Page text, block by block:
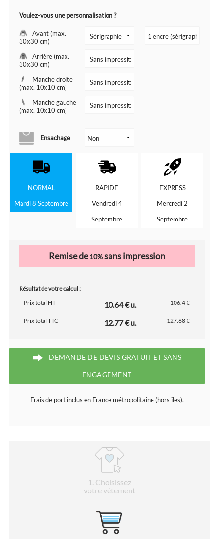
Voulez-vous une personnalisation ?
Avant (max.
30x30 cm)
Arrière (max.
30x30 cm)
Manche droite
(max. 10x10 cm)
Manche gauche
(max. 10x10 cm)
Ensachage
NORMAL
Mardi 8 Septembre
RAPIDE
Vendredi 4
Septembre
EXPRESS
Mercredi 2
Septembre
Remise de10%sans impression
Résultat de votre calcul :
Prix total HT
10.64 € u. 106.4 €
Prix total TTC 12.77 € u. 127.68 €
DEMANDE DE DEVIS GRATUIT ET SANS
ENGAGEMENT
Frais de port inclus en France métropolitaine (hors îles).
1 . Choisissez
votre vêtement